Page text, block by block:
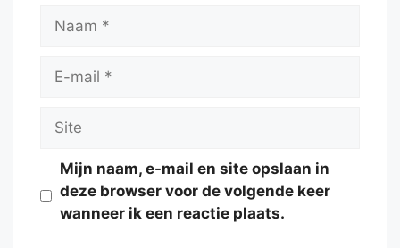
Naam
Site
Mijn naam, e-mail en site opslaan in
deze browser voor de volgende keer
wanneer ik een reactie plaats.